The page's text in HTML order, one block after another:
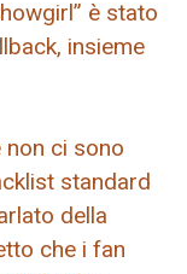
è stato
insieme
ci sono
standard
della
che i fan